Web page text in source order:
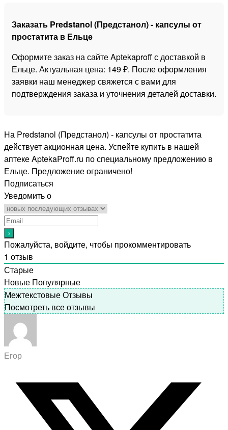
Заказать Predstanol (Предстанол) - капсулы от
простатита в Ельце
Оформите заказ на сайте Aptekaproff с доставкой в
Ельце. Актуальная цена: 149 ₽. После оформления
заявки наш менеджер свяжется с вами для
подтверждения заказа и уточнения деталей доставки.
На Predstanol (Предстанол) - капсулы от простатита
действует акционная цена. Успейте купить в нашей
аптеке AptekaProff.ru по специальному предложению в
Ельце. Предложение ограничено!
Подписаться
Уведомить о
Пожалуйста, войдите, чтобы прокомментировать
1 отзыв
Старые
Новые Популярные
Межтекстовые Отзывы
Посмотреть все отзывы
Егор